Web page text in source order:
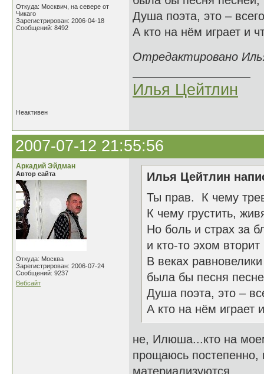
Откуда: Москвич, на севере от
Чикаго
Зарегистрирован: 2006-04-18
Сообщений: 8492
Душа поэта, это –
А кто на нём играет и
Отредактировано
Илья Цейтлин
Неактивен
2007-07-12 21:55:56
Аркадий Эйдман
Автор сайта
Откуда: Москва
Зарегистрирован: 2006-07-24
Сообщений: 9237
Вебсайт
Илья Цейтлин
Ты прав. К чему
К чему грустить,
Но боль и страх за
и кто-то эхом
В веках
была бы песня
Душа поэта, это –
А кто на нём играет
не, Илюша...кто на
прощаюсь постепенно,
материализуются....